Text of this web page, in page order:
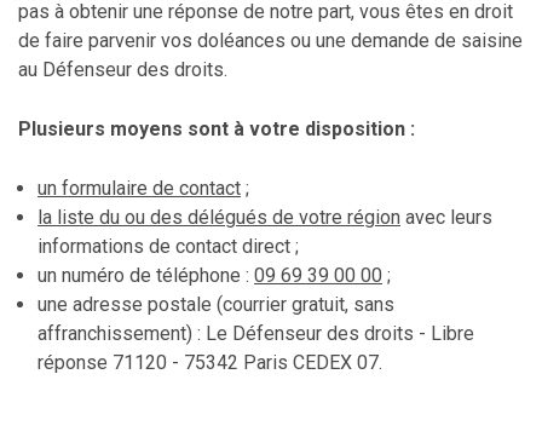
pas à obtenir une réponse de notre part, vous êtes en droit
de faire parvenir vos doléances ou une demande de saisine
au Défenseur des droits.
Plusieurs moyens sont à votre disposition :
un formulaire de contact ;
la liste du ou des délégués de votre région avec leurs
informations de contact direct ;
un numéro de téléphone : 09 69 39 00 00 ;
une adresse postale (courrier gratuit, sans
affranchissement) : Le Défenseur des droits - Libre
réponse 71120 - 75342 Paris CEDEX 07.